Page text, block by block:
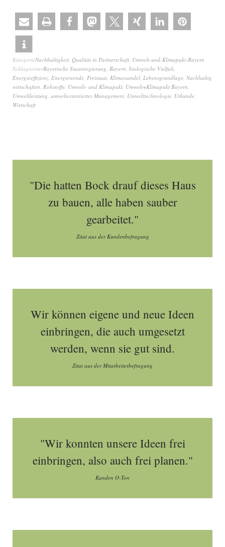
KategorieNachhaltigkeit, Qualität in Partnerschaft, Umwelt-und-Klimapakt-Bayern
SchlagwörterBayerische Staatsregierung, Bayern, biologische Vielfalt,
Energieeffizienz, Energiewende, Freistaat, Klimawandel, Lebensgrundlage, Nachhaltig
wirtschaften, Rohstoffe, Umwelt- und Klimapakt, Umwelt+Klimapakt Bayern,
Umweltleistung, umweltorientiertes Management, Umwelttechnologie, Urkunde,
Wirtschaft
"Die hatten Bock drauf dieses Haus
zu bauen, alle haben sauber
gearbeitet."
Zitat aus der Kundenbefragung
Wir können eigene und neue Ideen
einbringen, die auch umgesetzt
werden, wenn sie gut sind.
Zitat aus der Mitarbeiterbefragung
"Wir konnten unsere Ideen frei
einbringen, also auch frei planen."
Kunden O-Ton